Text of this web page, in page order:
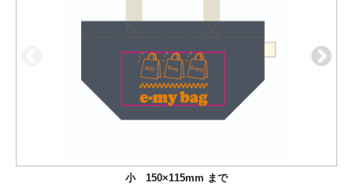
小 150×115mm まで
大 220×115mm まで